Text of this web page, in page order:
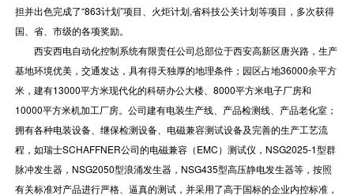
担并出色完成了“863计划”项目、火炬计划,省科技公关计划等项目，多次获得
国、省、市级的各项奖励。
西安西电自动化控制系统有限责任公司总部位于西安高新区唐兴路，生产
基地环境优美，交通发达，具有得天独厚的地理条件；园区占地36000余平方
米，建有13000平方米现代化的科研办公大楼、8000平方米电子厂房和
10000平方米机加工厂房。公司建有电装生产线、产品检测线、产品老化室；
拥有各种电装设备、继保检测设备、电磁兼容测试设备及完善的生产工艺流
程，如瑞士SCHAFFNER公司的电磁兼容（EMC）测试仪，NSG2025-1型群
脉冲发生器，NSG2050型浪涌发生器，NSG435型高压静电发生器等，按照
有关标准对产品进行严格、逼真的测试，并采用了高于国标的企业内控标准，